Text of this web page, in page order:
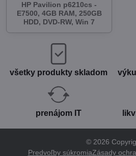
HP Pavilion p6210cs -
E7500, 4GB RAM, 250GB
HDD, DVD-RW, Win 7
všetky produkty skladom
prenájom IT
© 2026
Predvoľby súkromiaZásady